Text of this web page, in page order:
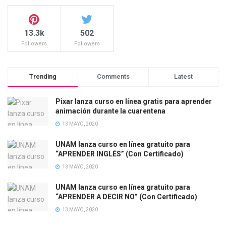
13.3k
Followers
502
Followers
Trending Comments Latest
Pixar lanza curso en línea gratis para aprender
animación durante la cuarentena
13 MAYO, 2020
UNAM lanza curso en línea gratuito para
“APRENDER INGLÉS” (Con Certificado)
13 MAYO, 2020
UNAM lanza curso en línea gratuito para
“APRENDER A DECIR NO” (Con Certificado)
13 MAYO, 2020